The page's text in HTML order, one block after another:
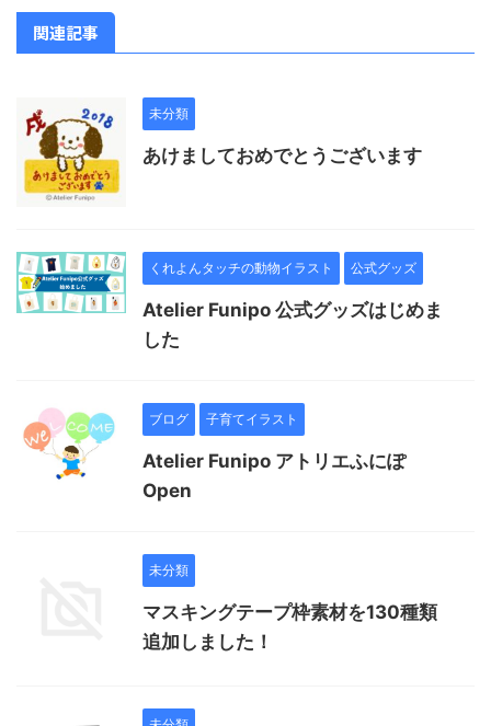
関連記事
未分類
あけましておめでとうございます
くれよんタッチの動物イラスト 公式グッズ
Atelier Funipo 公式グッズはじめま
した
ブログ 子育てイラスト
Atelier Funipo アトリエふにぽ
Open
未分類
マスキングテープ枠素材を130種類
追加しました！